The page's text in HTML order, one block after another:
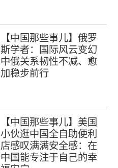
【中国那些事儿】俄罗
斯学者：国际风云变幻
中俄关系韧性不减、愈
加稳步前行
【中国那些事儿】美国
小伙逛中国全自助便利
店感叹满满安全感：在
中国能专注于自己的幸